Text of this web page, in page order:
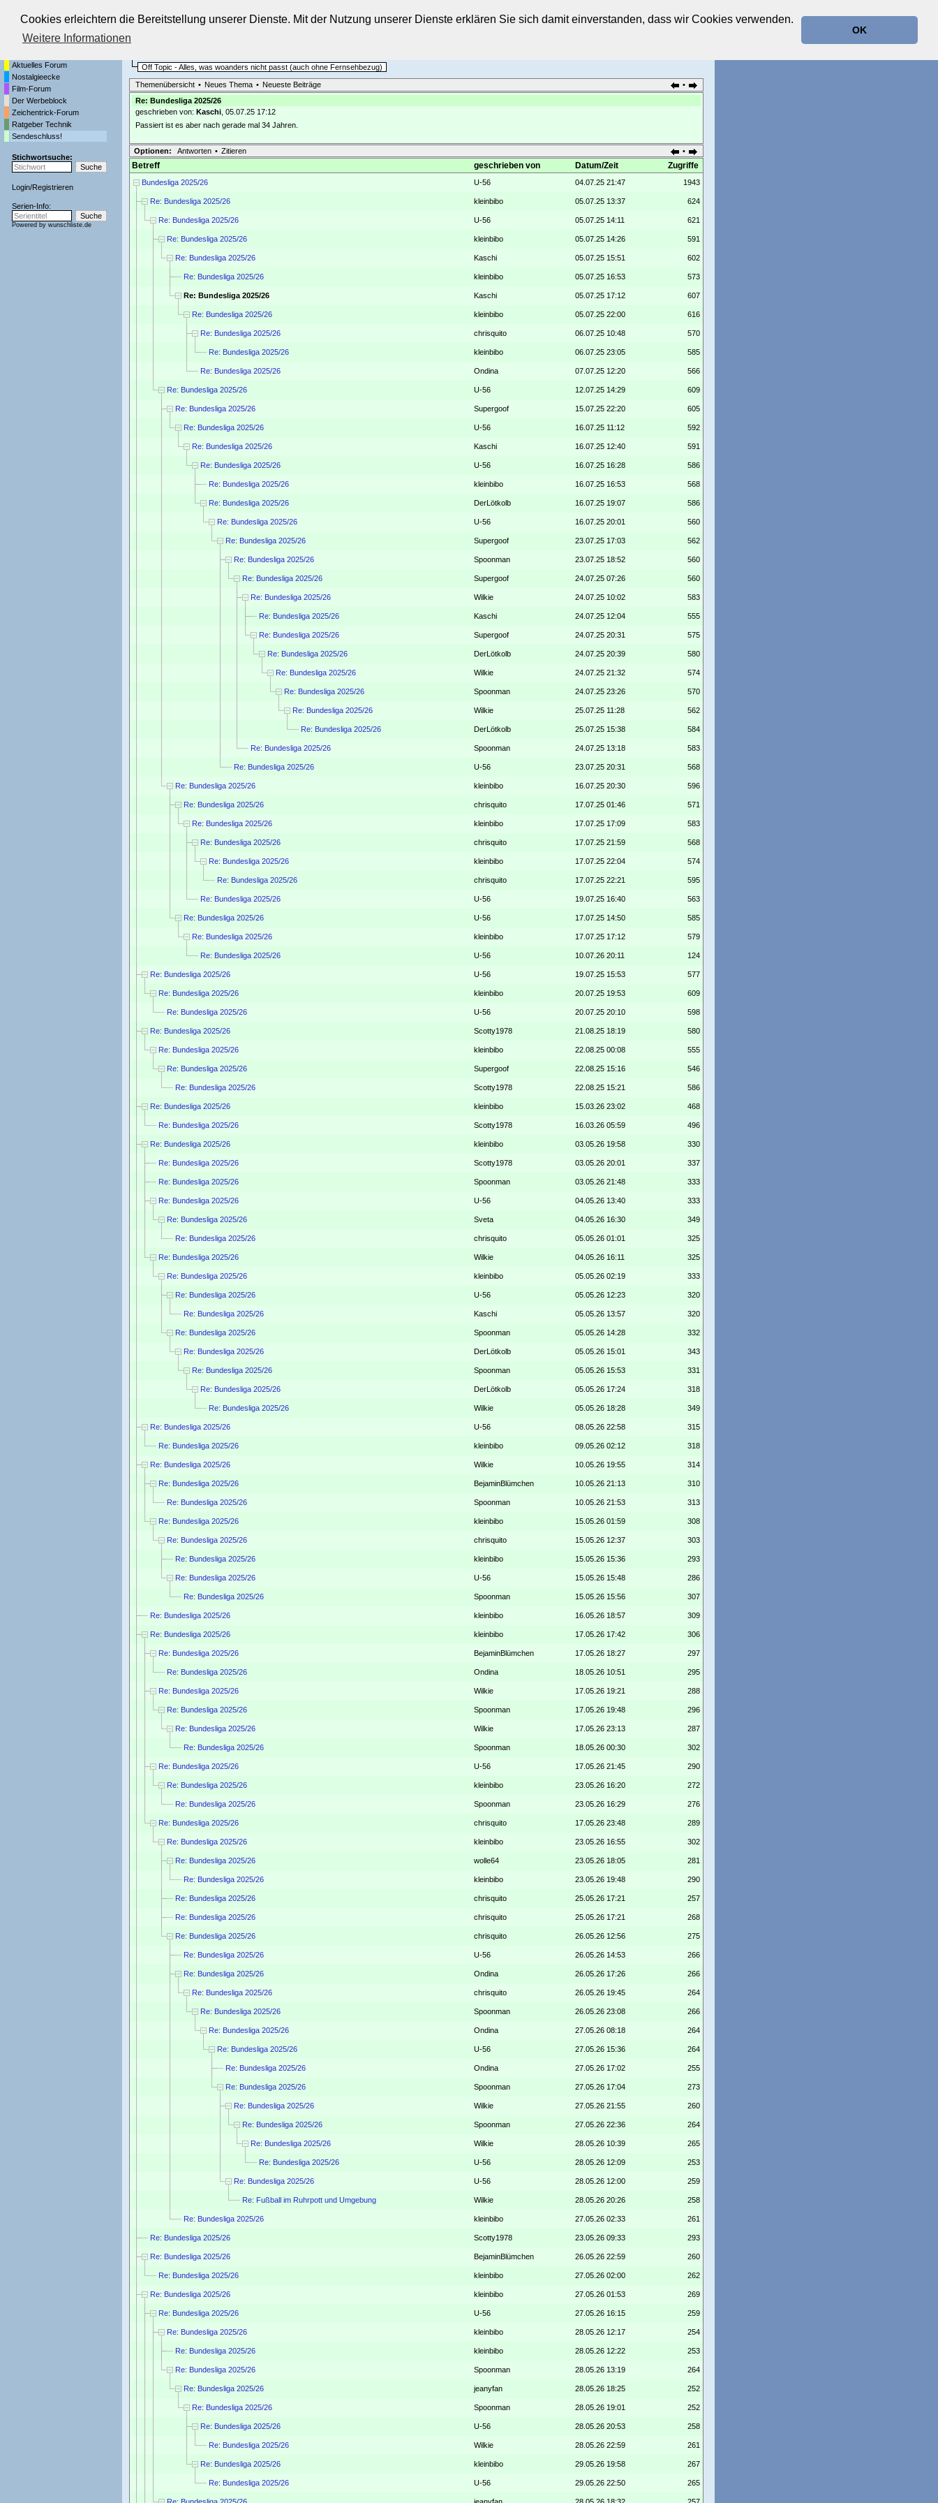
Cookies erleichtern die Bereitstellung unserer Dienste. Mit der Nutzung unserer Dienste erklären Sie sich damit einverstanden, dass wir Cookies verwenden.
Weitere Informationen
OK
Die Fernseh-Diskussionsforen von
Aktuelles Forum
Nostalgieecke
Film-Forum
Der Werbeblock
Zeichentrick-Forum
Ratgeber Technik
Sendeschluss!
Stichwortsuche:
Login/Registrieren
Serien-Info:
Powered by wunschliste.de
Off Topic - Alles, was woanders nicht passt (auch ohne Fernsehbezug)
Themenübersicht • Neues Thema • Neueste Beiträge
•
Re: Bundesliga 2025/26
geschrieben von: Kaschi, 05.07.25 17:12
Passiert ist es aber nach gerade mal 34 Jahren.
•
Optionen: Antworten • Zitieren
Betreff geschrieben von Datum/Zeit Zugriffe
Bundesliga 2025/26 U-56 04.07.25 21:47 1943
Re: Bundesliga 2025/26 kleinbibo 05.07.25 13:37 624
Re: Bundesliga 2025/26 U-56 05.07.25 14:11 621
Re: Bundesliga 2025/26 kleinbibo 05.07.25 14:26 591
Re: Bundesliga 2025/26 Kaschi 05.07.25 15:51 602
Re: Bundesliga 2025/26 kleinbibo 05.07.25 16:53 573
Re: Bundesliga 2025/26 Kaschi 05.07.25 17:12 607
Re: Bundesliga 2025/26 kleinbibo 05.07.25 22:00 616
Re: Bundesliga 2025/26 chrisquito 06.07.25 10:48 570
Re: Bundesliga 2025/26 kleinbibo 06.07.25 23:05 585
Re: Bundesliga 2025/26 Ondina 07.07.25 12:20 566
Re: Bundesliga 2025/26 U-56 12.07.25 14:29 609
Re: Bundesliga 2025/26 Supergoof 15.07.25 22:20 605
Re: Bundesliga 2025/26 U-56 16.07.25 11:12 592
Re: Bundesliga 2025/26 Kaschi 16.07.25 12:40 591
Re: Bundesliga 2025/26 U-56 16.07.25 16:28 586
Re: Bundesliga 2025/26 kleinbibo 16.07.25 16:53 568
Re: Bundesliga 2025/26 DerLötkolb 16.07.25 19:07 586
Re: Bundesliga 2025/26 U-56 16.07.25 20:01 560
Re: Bundesliga 2025/26 Supergoof 23.07.25 17:03 562
Re: Bundesliga 2025/26 Spoonman 23.07.25 18:52 560
Re: Bundesliga 2025/26 Supergoof 24.07.25 07:26 560
Re: Bundesliga 2025/26 Wilkie 24.07.25 10:02 583
Re: Bundesliga 2025/26 Kaschi 24.07.25 12:04 555
Re: Bundesliga 2025/26 Supergoof 24.07.25 20:31 575
Re: Bundesliga 2025/26 DerLötkolb 24.07.25 20:39 580
Re: Bundesliga 2025/26 Wilkie 24.07.25 21:32 574
Re: Bundesliga 2025/26 Spoonman 24.07.25 23:26 570
Re: Bundesliga 2025/26 Wilkie 25.07.25 11:28 562
Re: Bundesliga 2025/26 DerLötkolb 25.07.25 15:38 584
Re: Bundesliga 2025/26 Spoonman 24.07.25 13:18 583
Re: Bundesliga 2025/26 U-56 23.07.25 20:31 568
Re: Bundesliga 2025/26 kleinbibo 16.07.25 20:30 596
Re: Bundesliga 2025/26 chrisquito 17.07.25 01:46 571
Re: Bundesliga 2025/26 kleinbibo 17.07.25 17:09 583
Re: Bundesliga 2025/26 chrisquito 17.07.25 21:59 568
Re: Bundesliga 2025/26 kleinbibo 17.07.25 22:04 574
Re: Bundesliga 2025/26 chrisquito 17.07.25 22:21 595
Re: Bundesliga 2025/26 U-56 19.07.25 16:40 563
Re: Bundesliga 2025/26 U-56 17.07.25 14:50 585
Re: Bundesliga 2025/26 kleinbibo 17.07.25 17:12 579
Re: Bundesliga 2025/26 U-56 10.07.26 20:11 124
Re: Bundesliga 2025/26 U-56 19.07.25 15:53 577
Re: Bundesliga 2025/26 kleinbibo 20.07.25 19:53 609
Re: Bundesliga 2025/26 U-56 20.07.25 20:10 598
Re: Bundesliga 2025/26 Scotty1978 21.08.25 18:19 580
Re: Bundesliga 2025/26 kleinbibo 22.08.25 00:08 555
Re: Bundesliga 2025/26 Supergoof 22.08.25 15:16 546
Re: Bundesliga 2025/26 Scotty1978 22.08.25 15:21 586
Re: Bundesliga 2025/26 kleinbibo 15.03.26 23:02 468
Re: Bundesliga 2025/26 Scotty1978 16.03.26 05:59 496
Re: Bundesliga 2025/26 kleinbibo 03.05.26 19:58 330
Re: Bundesliga 2025/26 Scotty1978 03.05.26 20:01 337
Re: Bundesliga 2025/26 Spoonman 03.05.26 21:48 333
Re: Bundesliga 2025/26 U-56 04.05.26 13:40 333
Re: Bundesliga 2025/26 Sveta 04.05.26 16:30 349
Re: Bundesliga 2025/26 chrisquito 05.05.26 01:01 325
Re: Bundesliga 2025/26 Wilkie 04.05.26 16:11 325
Re: Bundesliga 2025/26 kleinbibo 05.05.26 02:19 333
Re: Bundesliga 2025/26 U-56 05.05.26 12:23 320
Re: Bundesliga 2025/26 Kaschi 05.05.26 13:57 320
Re: Bundesliga 2025/26 Spoonman 05.05.26 14:28 332
Re: Bundesliga 2025/26 DerLötkolb 05.05.26 15:01 343
Re: Bundesliga 2025/26 Spoonman 05.05.26 15:53 331
Re: Bundesliga 2025/26 DerLötkolb 05.05.26 17:24 318
Re: Bundesliga 2025/26 Wilkie 05.05.26 18:28 349
Re: Bundesliga 2025/26 U-56 08.05.26 22:58 315
Re: Bundesliga 2025/26 kleinbibo 09.05.26 02:12 318
Re: Bundesliga 2025/26 Wilkie 10.05.26 19:55 314
Re: Bundesliga 2025/26 BejaminBlümchen 10.05.26 21:13 310
Re: Bundesliga 2025/26 Spoonman 10.05.26 21:53 313
Re: Bundesliga 2025/26 kleinbibo 15.05.26 01:59 308
Re: Bundesliga 2025/26 chrisquito 15.05.26 12:37 303
Re: Bundesliga 2025/26 kleinbibo 15.05.26 15:36 293
Re: Bundesliga 2025/26 U-56 15.05.26 15:48 286
Re: Bundesliga 2025/26 Spoonman 15.05.26 15:56 307
Re: Bundesliga 2025/26 kleinbibo 16.05.26 18:57 309
Re: Bundesliga 2025/26 kleinbibo 17.05.26 17:42 306
Re: Bundesliga 2025/26 BejaminBlümchen 17.05.26 18:27 297
Re: Bundesliga 2025/26 Ondina 18.05.26 10:51 295
Re: Bundesliga 2025/26 Wilkie 17.05.26 19:21 288
Re: Bundesliga 2025/26 Spoonman 17.05.26 19:48 296
Re: Bundesliga 2025/26 Wilkie 17.05.26 23:13 287
Re: Bundesliga 2025/26 Spoonman 18.05.26 00:30 302
Re: Bundesliga 2025/26 U-56 17.05.26 21:45 290
Re: Bundesliga 2025/26 kleinbibo 23.05.26 16:20 272
Re: Bundesliga 2025/26 Spoonman 23.05.26 16:29 276
Re: Bundesliga 2025/26 chrisquito 17.05.26 23:48 289
Re: Bundesliga 2025/26 kleinbibo 23.05.26 16:55 302
Re: Bundesliga 2025/26 wolle64 23.05.26 18:05 281
Re: Bundesliga 2025/26 kleinbibo 23.05.26 19:48 290
Re: Bundesliga 2025/26 chrisquito 25.05.26 17:21 257
Re: Bundesliga 2025/26 chrisquito 25.05.26 17:21 268
Re: Bundesliga 2025/26 chrisquito 26.05.26 12:56 275
Re: Bundesliga 2025/26 U-56 26.05.26 14:53 266
Re: Bundesliga 2025/26 Ondina 26.05.26 17:26 266
Re: Bundesliga 2025/26 chrisquito 26.05.26 19:45 264
Re: Bundesliga 2025/26 Spoonman 26.05.26 23:08 266
Re: Bundesliga 2025/26 Ondina 27.05.26 08:18 264
Re: Bundesliga 2025/26 U-56 27.05.26 15:36 264
Re: Bundesliga 2025/26 Ondina 27.05.26 17:02 255
Re: Bundesliga 2025/26 Spoonman 27.05.26 17:04 273
Re: Bundesliga 2025/26 Wilkie 27.05.26 21:55 260
Re: Bundesliga 2025/26 Spoonman 27.05.26 22:36 264
Re: Bundesliga 2025/26 Wilkie 28.05.26 10:39 265
Re: Bundesliga 2025/26 U-56 28.05.26 12:09 253
Re: Bundesliga 2025/26 U-56 28.05.26 12:00 259
Re: Fußball im Ruhrpott und Umgebung Wilkie 28.05.26 20:26 258
Re: Bundesliga 2025/26 kleinbibo 27.05.26 02:33 261
Re: Bundesliga 2025/26 Scotty1978 23.05.26 09:33 293
Re: Bundesliga 2025/26 BejaminBlümchen 26.05.26 22:59 260
Re: Bundesliga 2025/26 kleinbibo 27.05.26 02:00 262
Re: Bundesliga 2025/26 kleinbibo 27.05.26 01:53 269
Re: Bundesliga 2025/26 U-56 27.05.26 16:15 259
Re: Bundesliga 2025/26 kleinbibo 28.05.26 12:17 254
Re: Bundesliga 2025/26 kleinbibo 28.05.26 12:22 253
Re: Bundesliga 2025/26 Spoonman 28.05.26 13:19 264
Re: Bundesliga 2025/26 jeanyfan 28.05.26 18:25 252
Re: Bundesliga 2025/26 Spoonman 28.05.26 19:01 252
Re: Bundesliga 2025/26 U-56 28.05.26 20:53 258
Re: Bundesliga 2025/26 Wilkie 28.05.26 22:59 261
Re: Bundesliga 2025/26 kleinbibo 29.05.26 19:58 267
Re: Bundesliga 2025/26 U-56 29.05.26 22:50 265